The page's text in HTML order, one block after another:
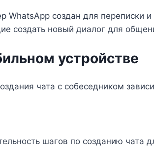
WhatsApp создан для переписки
создать новый диалог для
устройстве
чата с собеседником
шагов по созданию чата